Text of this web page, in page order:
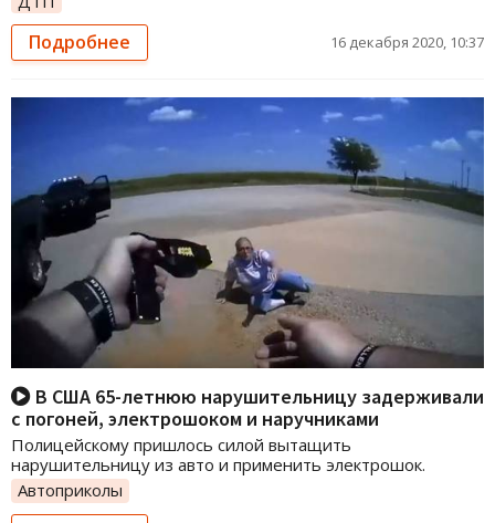
Подробнее 16 декабря 2020, 10:37
В США 65-летнюю нарушительницу задерживали
с погоней, электрошоком и наручниками
Полицейскому пришлось силой вытащить
нарушительницу из авто и применить электрошок.
Автоприколы